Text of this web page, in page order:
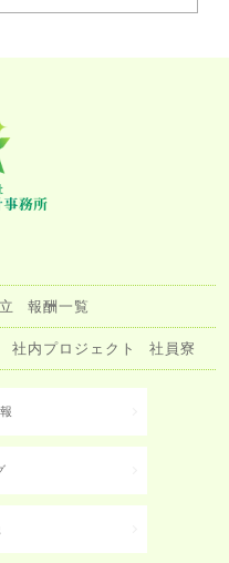
報酬一覧
社内プロジェクト 社員寮